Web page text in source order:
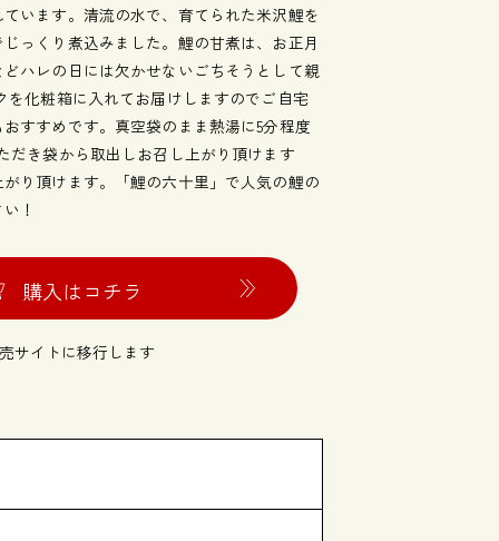
います。清流の水で、育てられた米沢鯉を
じっくり煮込みました。鯉の甘煮は、お正月
ハレの日には欠かせないごちそうとして親
を化粧箱に入れてお届けしますのでご自宅
すすめです。真空袋のまま熱湯に5分程度
だき袋から取出しお召し上がり頂けます
り頂けます。「鯉の六十里」で人気の鯉の
！
購入はコチラ
サイトに移行します